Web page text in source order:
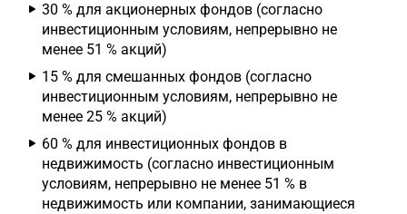
30 % для акционерных фондов (согласно
инвестиционным условиям, непрерывно не
менее 51 % акций)
15 % для смешанных фондов (согласно
инвестиционным условиям, непрерывно не
менее 25 % акций)
60 % для инвестиционных фондов в
недвижимость (согласно инвестиционным
условиям, непрерывно не менее 51 % в
недвижимость или компании, занимающиеся